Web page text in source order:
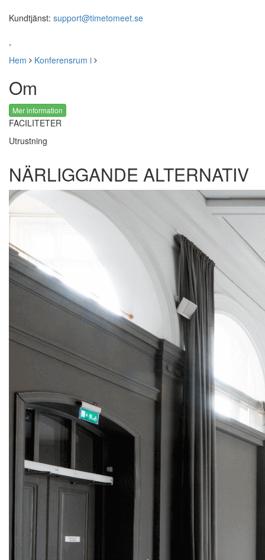
Kundtjänst: support@timetomeet.se
,
Hem
Konferensrum i
Om
Mer information
FACILITETER
Utrustning
NÄRLIGGANDE ALTERNATIV